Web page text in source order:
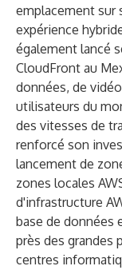
emplacement sur
expérience
également lancé
CloudFront au
données, de
utilisateurs du
des vitesses de
renforcé son
lancement de
zones locales
d'infrastructure
base de données
près des grandes
centres